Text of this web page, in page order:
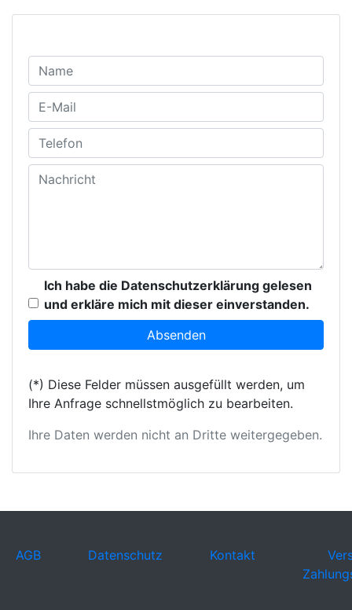
Ich habe die Datenschutzerklärung gelesen
und erkläre mich mit dieser einverstanden.
(*) Diese Felder müssen ausgefüllt werden, um
Ihre Anfrage schnellstmöglich zu bearbeiten.
Ihre Daten werden nicht an Dritte weitergegeben.
AGB Datenschutz Kontakt